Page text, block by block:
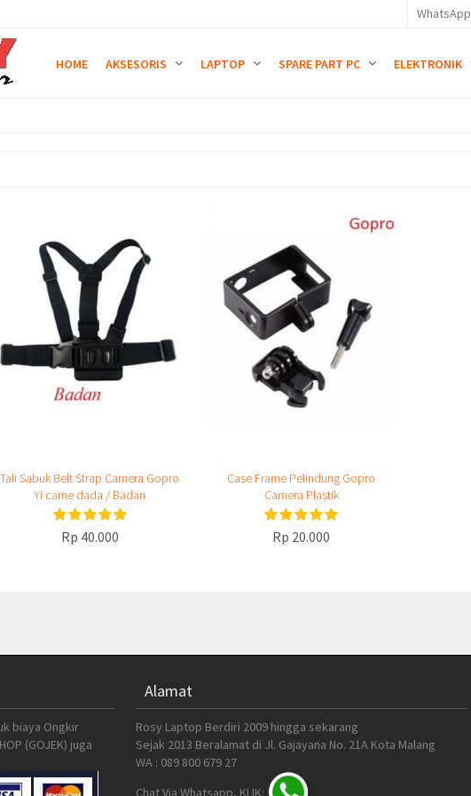
WhatsApp
HOME AKSESORIS LAPTOP SPARE PART PC ELEKTRONIK
Tali Sabuk Belt Strap Camera Gopro
Yi came dada / Badan
Rp 40.000
Case Frame Pelindung Gopro
Camera Plastik
Rp 20.000
biaya Ongkir
(GOJEK) juga
Alamat
Rosy Laptop Berdiri 2009 hingga sekarang
Sejak 2013 Beralamat di Jl. Gajayana No. 21A Kota Malang
WA : 089 800 679 27
Chat Via Whatsapp, KLIK: